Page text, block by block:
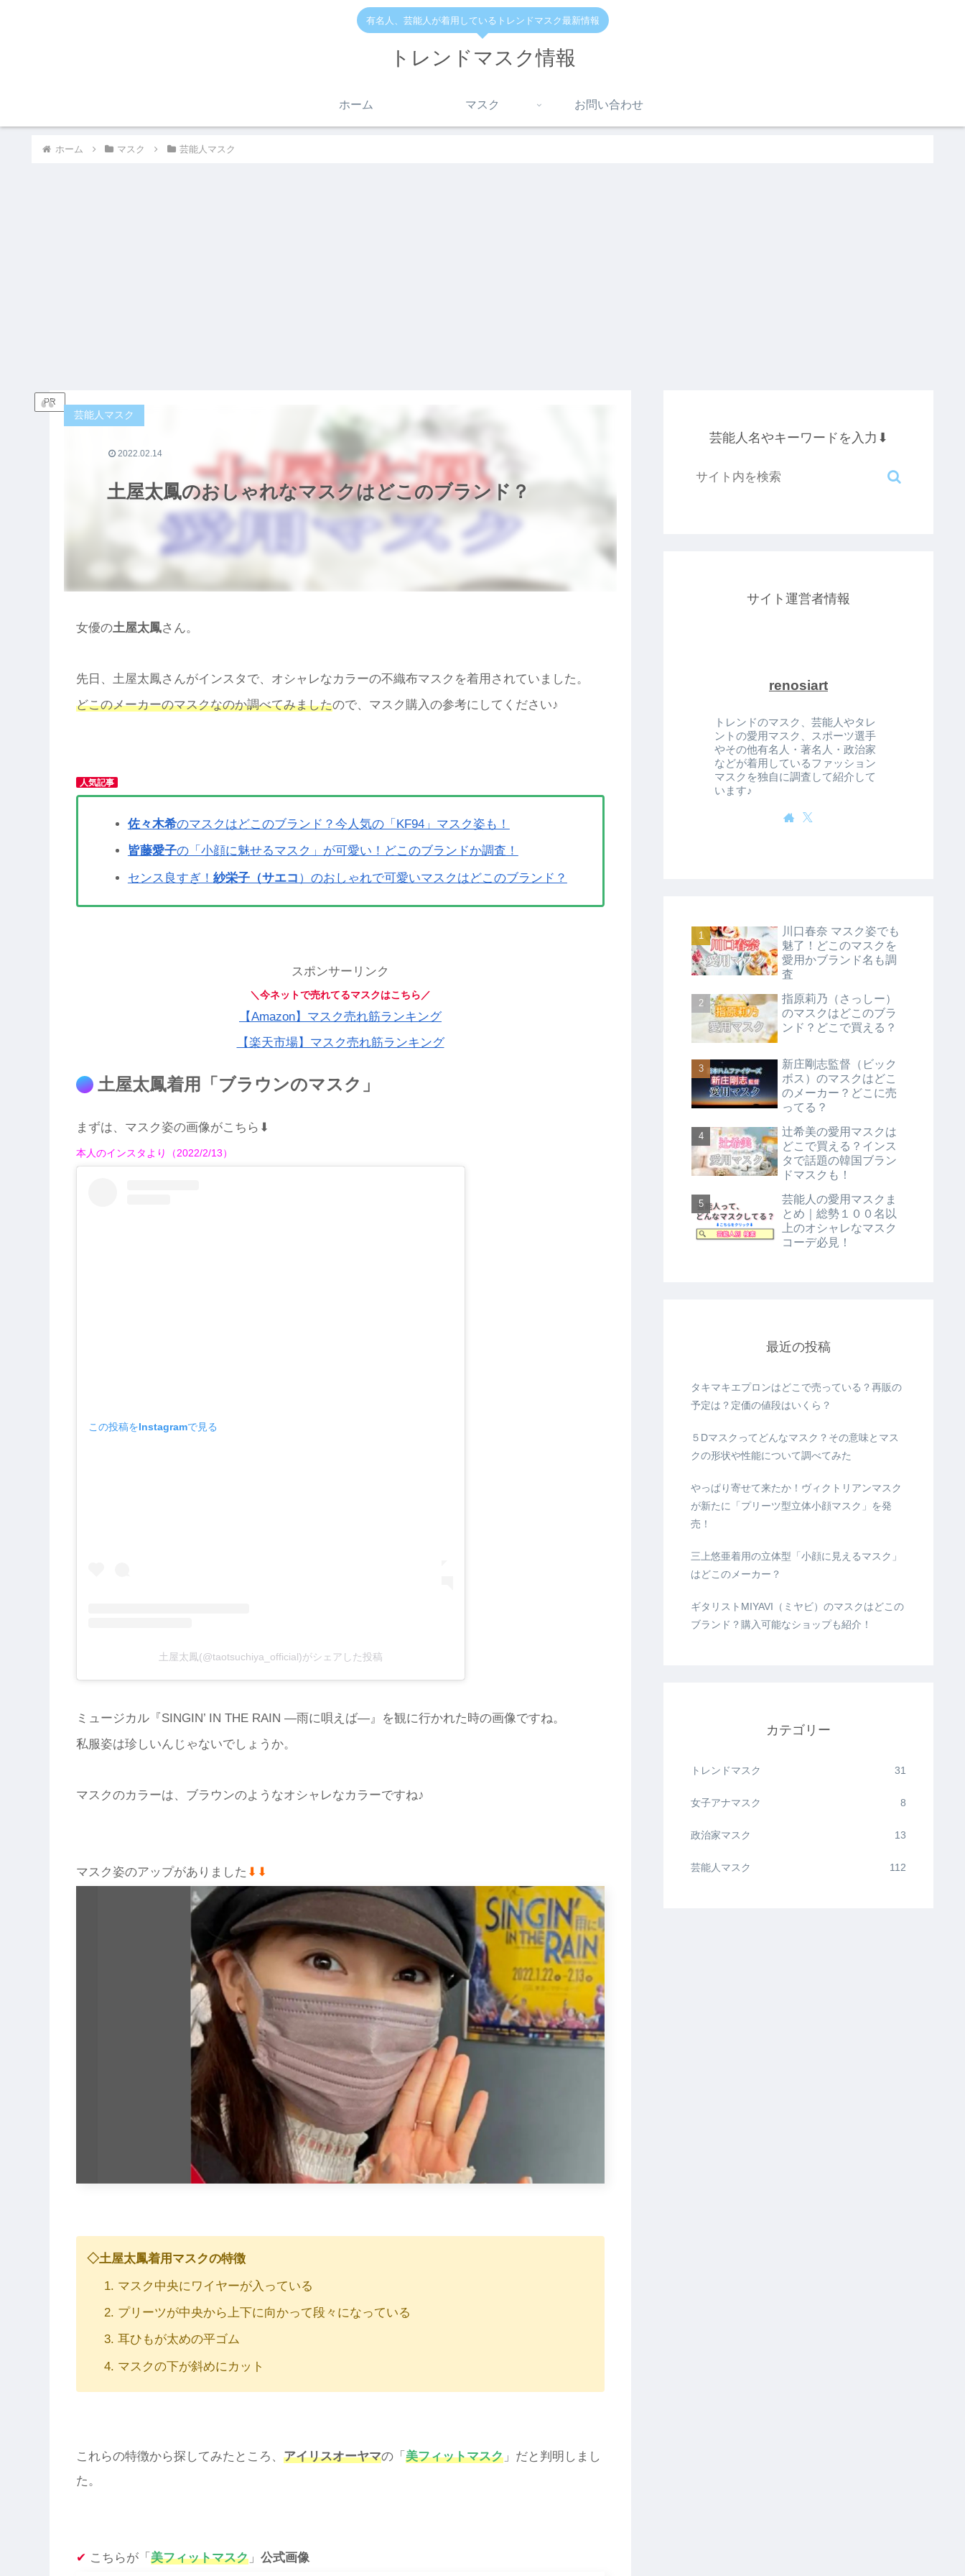
有名人、芸能人が着用しているトレンドマスク最新情報
トレンドマスク情報
ホーム マスク お問い合わせ
ホーム マスク 芸能人マスク
PR
土屋太鳳のおしゃれなマスクはどこのブランド？
芸能人マスク
2022.02.14
女優の土屋太鳳さん。
先日、土屋太鳳さんがインスタで、オシャレなカラーの不織布マスクを着用されていました。
どこのメーカーのマスクなのか調べてみましたので、マスク購入の参考にしてください♪
人気記事
佐々木希のマスクはどこのブランド？今人気の「KF94」マスク姿も！
皆藤愛子の「小顔に魅せるマスク」が可愛い！どこのブランドか調査！
センス良すぎ！ 紗栄子（サエコ ）のおしゃれで可愛いマスクはどこのブランド？
スポンサーリンク
＼今ネットで売れてるマスクはこちら／
【Amazon】マスク売れ筋ランキング
【楽天市場】マスク売れ筋ランキング
土屋太鳳着用「ブラウンのマスク」
まずは、マスク姿の画像がこちら⬇︎
本人のインスタより（2022/2/13）
この投稿をInstagramで見る
土屋太鳳(@taotsuchiya_official)がシェアした投稿
ミュージカル『SINGIN’ IN THE RAIN ―雨に唄えば―』を観に行かれた時の画像ですね。
私服姿は珍しいんじゃないでしょうか。
マスクのカラーは、ブラウンのようなオシャレなカラーですね♪
マスク姿のアップがありました ⬇︎⬇︎
◇土屋太鳳着用マスクの特徴
マスク中央にワイヤーが入っている
プリーツが中央から上下に向かって段々になっている
耳ひもが太めの平ゴム
マスクの下が斜めにカット
これらの特徴から探してみたところ、 アイリスオーヤマの「 美フィットマスク 」だと判明しまし
た。
✔︎ こちらが「 美フィットマスク 」 公式画像
芸能人名やキーワードを入力⬇︎
サイト運営者情報
renosiart
トレンドのマスク、芸能人やタレ
ントの愛用マスク、スポーツ選手
やその他有名人・著名人・政治家
などが着用しているファッション
マスクを独自に調査して紹介して
います♪
川口春奈 マスク姿でも
魅了！どこのマスクを
愛用かブランド名も調
査
指原莉乃（さっしー）
のマスクはどこのブラ
ンド？どこで買える？
新庄剛志監督（ビック
ボス）のマスクはどこ
のメーカー？どこに売
ってる？
辻希美の愛用マスクは
どこで買える？インス
タで話題の韓国ブラン
ドマスクも！
芸能人の愛用マスクま
とめ｜総勢１００名以
上のオシャレなマスク
コーデ必見！
最近の投稿
タキマキエプロンはどこで売っている？再販の
予定は？定価の値段はいくら？
５Dマスクってどんなマスク？その意味とマス
クの形状や性能について調べてみた
やっぱり寄せて来たか！ヴィクトリアンマスク
が新たに「プリーツ型立体小顔マスク」を発
売！
三上悠亜着用の立体型「小顔に見えるマスク」
はどこのメーカー？
ギタリストMIYAVI（ミヤビ）のマスクはどこの
ブランド？購入可能なショップも紹介！
カテゴリー
トレンドマスク 31
女子アナマスク 8
政治家マスク 13
芸能人マスク 112